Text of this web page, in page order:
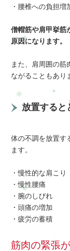
・腰椎への負担増
僧帽筋や肩甲挙筋
原因になります。
また、肩周囲の筋
ながることもあり
放置すると
体の不調を放置す
ます。
・慢性的な肩こり
・慢性腰痛
・腕のしびれ
・頭痛の増加
・疲労の蓄積
筋肉の緊張